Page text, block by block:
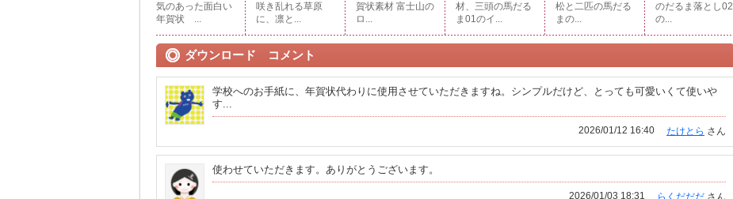
気のあった面白い
年賀状 ...
咲き乱れる草原
に、凛と...
賀状素材 富士山の
ロ...
材、三頭の馬だる
ま01のイ...
松と二匹の馬だる
まの...
のだるま落とし02
の...
ダウンロード コメント
学校へのお手紙に、年賀状代わりに使用させていただきますね。シンプルだけど、とっても可愛いくて使いや
す...
たけとら さん
2026/01/12 16:40
使わせていただきます。ありがとうございます。
らくだだだ さん
2026/01/03 18:31